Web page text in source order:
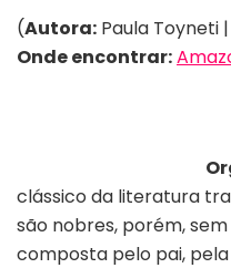
(Autora: Paula Toyneti |
Onde encontrar:
clássico da literatura
são nobres, porém,
composta pelo pai,